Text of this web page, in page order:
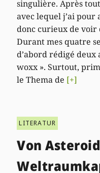
singulière. Après
avec lequel j’ai pour
donc curieux de
Durant mes quatre
d’abord rédigé deux
woxx ». Surtout,
le Thema de [+]
LITERATUR
Von